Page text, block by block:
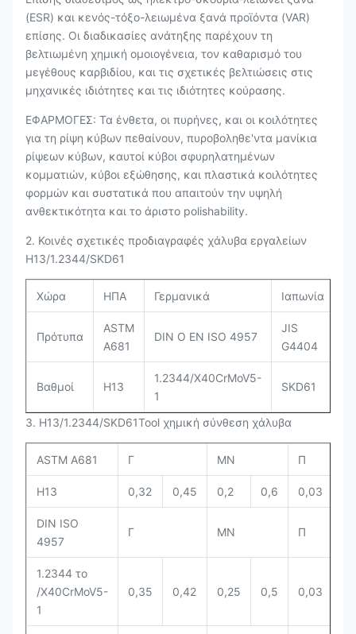
(ESR) και κενός-τόξο-λειωμένα ξανά προϊόντα (VAR)
επίσης. Οι διαδικασίες ανάτηξης παρέχουν τη
βελτιωμένη χημική ομοιογένεια, τον καθαρισμό του
μεγέθους καρβιδίου, και τις σχετικές βελτιώσεις στις
μηχανικές ιδιότητες και τις ιδιότητες κούρασης.
ΕΦΑΡΜΟΓΕΣ: Τα ένθετα, οι πυρήνες, και οι κοιλότητες
για τη ρίψη κύβων πεθαίνουν, πυροβοληθε'ντα μανίκια
ρίψεων κύβων, καυτοί κύβοι σφυρηλατημένων
κομματιών, κύβοι εξώθησης, και πλαστικά κοιλότητες
φορμών και συστατικά που απαιτούν την υψηλή
ανθεκτικότητα και το άριστο polishability.
2. Κοινές σχετικές προδιαγραφές χάλυβα εργαλείων
H13/1.2344/SKD61
Χώρα ΗΠΑ Γερμανικά Ιαπωνία
Πρότυπα
ASTM
A681
DIN Ο EN ISO 4957
JIS
G4404
Βαθμοί H13
1.2344/X40CrMoV5-
1
SKD61
3. H13/1.2344/SKD61Tool χημική σύνθεση χάλυβα
ASTM A681 Γ ΜΝ Π
H13 0,32 0,45 0,2 0,6 0,03
DIN ISO
4957
Γ ΜΝ Π
1.2344 το
/X40CrMoV5-
1
0,35 0,42 0,25 0,5 0,03